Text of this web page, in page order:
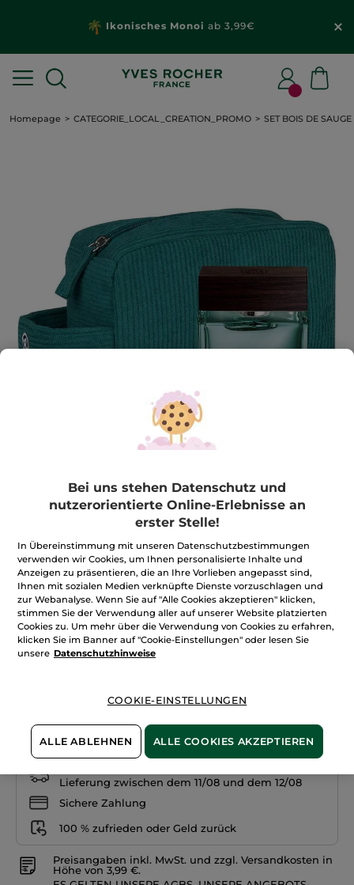
Ikonisches Monoi ab 3,99€
Homepage CATEGORIE_LOCAL_CREATION_PROMO SET BOIS DE SAUGE
SET BOIS DE SAUGE
SET BOIS DE SAUGE
★★★★★
★★★★★
Kein
Beurteilungswert
BEWERTUNG VERFASSEN
24,95€*
Lieferung zwischen dem 11/08 und dem 12/08
Sichere Zahlung
100 % zufrieden oder Geld zurück
Preisangaben inkl. MwSt. und zzgl. Versandkosten in
Höhe von 3,99 €.
Bei uns stehen Datenschutz und
nutzerorientierte Online-Erlebnisse an
erster Stelle!
In Übereinstimmung mit unseren Datenschutzbestimmungen
verwenden wir Cookies, um Ihnen personalisierte Inhalte und
Anzeigen zu präsentieren, die an Ihre Vorlieben angepasst sind,
Ihnen mit sozialen Medien verknüpfte Dienste vorzuschlagen und
zur Webanalyse. Wenn Sie auf "Alle Cookies akzeptieren" klicken,
stimmen Sie der Verwendung aller auf unserer Website platzierten
Cookies zu. Um mehr über die Verwendung von Cookies zu erfahren,
klicken Sie im Banner auf "Cookie-Einstellungen" oder lesen Sie
unsere Datenschutzhinweise
COOKIE-EINSTELLUNGEN
ALLE ABLEHNEN ALLE COOKIES AKZEPTIEREN